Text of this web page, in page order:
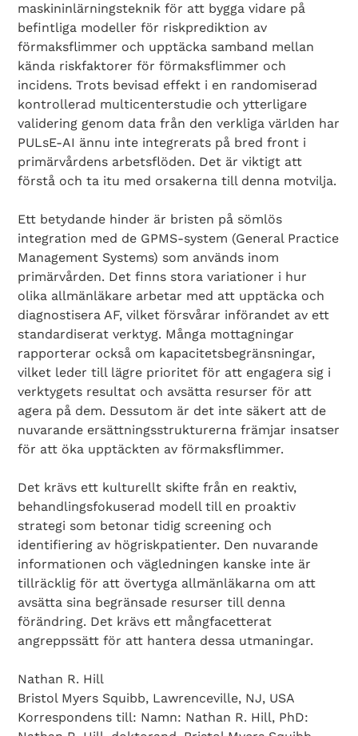
maskininlärningsteknik för att bygga vidare på
befintliga modeller för riskprediktion av
förmaksflimmer och upptäcka samband mellan
kända riskfaktorer för förmaksflimmer och
incidens. Trots bevisad effekt i en randomiserad
kontrollerad multicenterstudie och ytterligare
validering genom data från den verkliga världen har
PULsE-AI ännu inte integrerats på bred front i
primärvårdens arbetsflöden. Det är viktigt att
förstå och ta itu med orsakerna till denna motvilja.
Ett betydande hinder är bristen på sömlös
integration med de GPMS-system (General Practice
Management Systems) som används inom
primärvården. Det finns stora variationer i hur
olika allmänläkare arbetar med att upptäcka och
diagnostisera AF, vilket försvårar införandet av ett
standardiserat verktyg. Många mottagningar
rapporterar också om kapacitetsbegränsningar,
vilket leder till lägre prioritet för att engagera sig i
verktygets resultat och avsätta resurser för att
agera på dem. Dessutom är det inte säkert att de
nuvarande ersättningsstrukturerna främjar insatser
för att öka upptäckten av förmaksflimmer.
Det krävs ett kulturellt skifte från en reaktiv,
behandlingsfokuserad modell till en proaktiv
strategi som betonar tidig screening och
identifiering av högriskpatienter. Den nuvarande
informationen och vägledningen kanske inte är
tillräcklig för att övertyga allmänläkarna om att
avsätta sina begränsade resurser till denna
förändring. Det krävs ett mångfacetterat
angreppssätt för att hantera dessa utmaningar.
Nathan R. Hill
Bristol Myers Squibb, Lawrenceville, NJ, USA
Korrespondens till: Namn: Nathan R. Hill, PhD: